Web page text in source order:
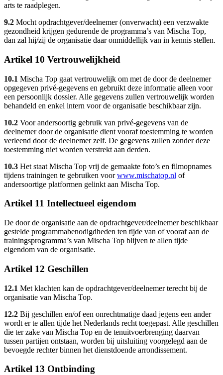
arts te raadplegen.
9.2 Mocht opdrachtgever/deelnemer (onverwacht) een verzwakte
gezondheid krijgen gedurende de programma’s van Mischa Top,
dan zal hij/zij de organisatie daar onmiddellijk van in kennis stellen.
Artikel 10 Vertrouwelijkheid
10.1 Mischa Top gaat vertrouwelijk om met de door de deelnemer
opgegeven privé-gegevens en gebruikt deze informatie alleen voor
een persoonlijk dossier. Alle gegevens zullen vertrouwelijk worden
behandeld en enkel intern voor de organisatie beschikbaar zijn.
10.2 Voor andersoortig gebruik van privé-gegevens van de
deelnemer door de organisatie dient vooraf toestemming te worden
verleend door de deelnemer zelf. De gegevens zullen zonder deze
toestemming niet worden verstrekt aan derden.
10.3 Het staat Mischa Top vrij de gemaakte foto’s en filmopnames
tijdens trainingen te gebruiken voorwww.mischatop.nl of
andersoortige platformen gelinkt aan Mischa Top.
Artikel 11 Intellectueel eigendom
De door de organisatie aan de opdrachtgever/deelnemer beschikbaar
gestelde programmabenodigdheden ten tijde van of vooraf aan de
trainingsprogramma’s van Mischa Top blijven te allen tijde
eigendom van de organisatie.
Artikel 12 Geschillen
12.1 Met klachten kan de opdrachtgever/deelnemer terecht bij de
organisatie van Mischa Top.
12.2 Bij geschillen en/of een onrechtmatige daad jegens een ander
wordt er te allen tijde het Nederlands recht toegepast. Alle geschillen
die ter zake van Mischa Top en de tenuitvoerbrenging daarvan
tussen partijen ontstaan, worden bij uitsluiting voorgelegd aan de
bevoegde rechter binnen het dienstdoende arrondissement.
Artikel 13 Ontbinding